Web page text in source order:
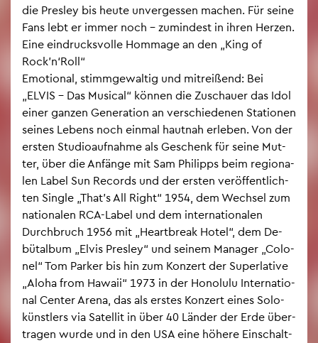
die Pres­ley bis heute un­ver­ges­sen ma­chen. Für seine
Fans lebt er immer noch – zu­min­dest in ihren Her­zen.
Eine ein­drucks­vol­le Hom­mage an den „King of
Rock’n‘Roll“
Emo­tio­nal, stimm­ge­wal­tig und mit­rei­ßend: Bei
„ELVIS – Das Mu­si­cal“ kön­nen die Zu­schau­er das Idol
einer gan­zen Ge­ne­ra­ti­on an ver­schie­de­nen Sta­tio­nen
sei­nes Le­bens noch ein­mal haut­nah er­le­ben. Von der
ers­ten Stu­dio­auf­nah­me als Ge­schenk für seine Mut­
ter, über die An­fän­ge mit Sam Phil­ipps beim re­gio­na­
len Label Sun Re­cords und der ers­ten ver­öf­fent­lich­
ten Sin­gle „That’s All Right“ 1954, dem Wech­sel zum
na­tio­na­len RCA-Label und dem in­ter­na­tio­na­len
Durch­bruch 1956 mit „Heart­break Hotel“, dem De­
büt­al­bum „Elvis Pres­ley“ und sei­nem Ma­na­ger „Co­lo­
nel“ Tom Par­ker bis hin zum Kon­zert der Su­per­la­ti­ve
„Aloha from Ha­waii“ 1973 in der Ho­no­lu­lu In­ter­na­tio­
nal Cen­ter Arena, das als ers­tes Kon­zert eines So­lo­
künst­lers via Sa­tel­lit in über 40 Län­der der Erde über­
tra­gen wurde und in den USA eine hö­he­re Ein­schalt­